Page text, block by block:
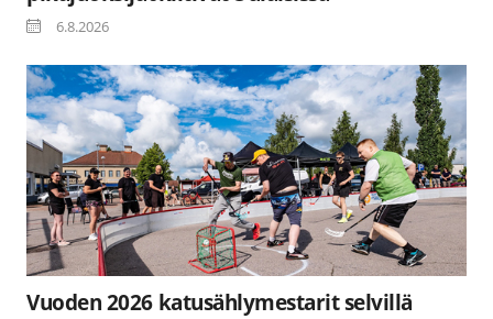
6.8.2026
Vuoden 2026 katusählymestarit selvillä